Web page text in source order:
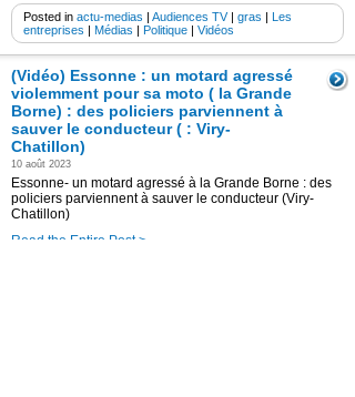
Posted in actu-medias | Audiences TV| gras | Les
entreprises | Médias | Politique | Vidéos
(Vidéo) Essonne : un motard agressé
violemment pour sa moto ( la Grande
Borne) : des policiers parviennent à
sauver le conducteur ( : Viry-
Chatillon)
10 août 2023
Essonne- un motard agressé à la Grande Borne : des
policiers parviennent à sauver le conducteur (Viry-
Chatillon)
Read the Entire Post >